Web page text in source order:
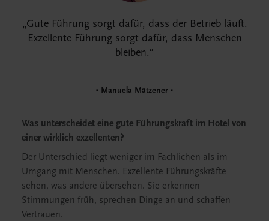
Gute Führung sorgt dafür, dass der Betrieb läuft.
Exzellente Führung sorgt dafür, dass Menschen
bleiben.
Manuela Mätzener
Was unterscheidet eine gute Führungskraft im Hotel von
einer wirklich exzellenten?
Der Unterschied liegt weniger im Fachlichen als im
Umgang mit Menschen. Exzellente Führungskräfte
sehen, was andere übersehen. Sie erkennen
Stimmungen früh, sprechen Dinge an und schaffen
Vertrauen.